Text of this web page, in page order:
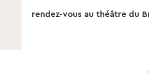
rendez-vous au théâtre du